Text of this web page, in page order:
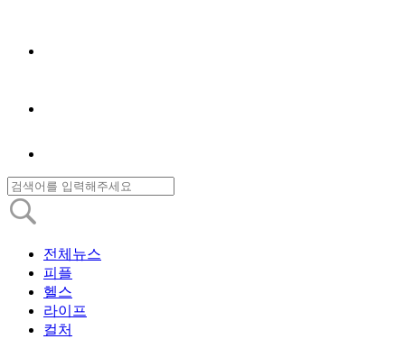
전체뉴스
피플
헬스
라이프
컬처